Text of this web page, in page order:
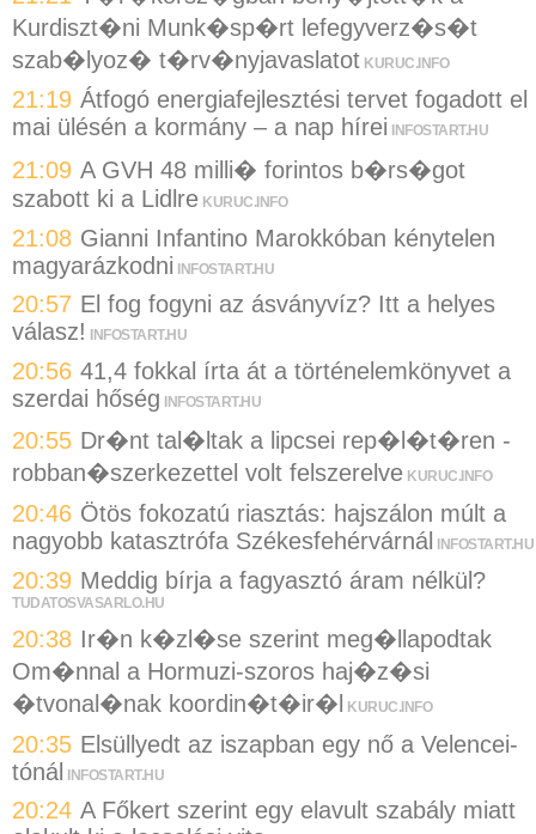
Kurdiszt�ni Munk�sp�rt lefegyverz�s�t
szab�lyoz� t�rv�nyjavaslatot KURUC.INFO
21:19 Átfogó energiafejlesztési tervet fogadott el
mai ülésén a kormány – a nap hírei
INFOSTART.HU
21:09 A GVH 48 milli� forintos b�rs�got
szabott ki a Lidlre KURUC.INFO
21:08 Gianni Infantino Marokkóban kénytelen
magyarázkodni INFOSTART.HU
20:57 El fog fogyni az ásványvíz? Itt a helyes
válasz!
INFOSTART.HU
20:56 41,4 fokkal írta át a történelemkönyvet a
szerdai hőség INFOSTART.HU
20:55 Dr�nt tal�ltak a lipcsei rep�l�t�ren -
robban�szerkezettel volt felszerelve KURUC.INFO
20:46 Ötös fokozatú riasztás: hajszálon múlt a
nagyobb katasztrófa Székesfehérvárnál
INFOSTART.HU
20:39 Meddig bírja a fagyasztó áram nélkül?
TUDATOSVASARLO.HU
20:38 Ir�n k�zl�se szerint meg�llapodtak
Om�nnal a Hormuzi-szoros haj�z�si
�tvonal�nak koordin�t�ir�l
KURUC.INFO
20:35 Elsüllyedt az iszapban egy nő a Velencei-
tónál INFOSTART.HU
20:24 A Főkert szerint egy elavult szabály miatt